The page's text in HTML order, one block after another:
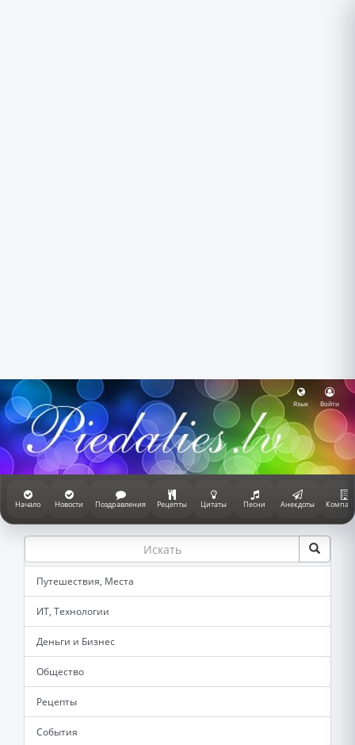
Язык Войти
Начало Новости Поздравления Рецепты Цитаты Песни Анекдоты
Путешествия, Места
ИТ, Технологии
Деньги и Бизнес
Общество
Рецепты
События